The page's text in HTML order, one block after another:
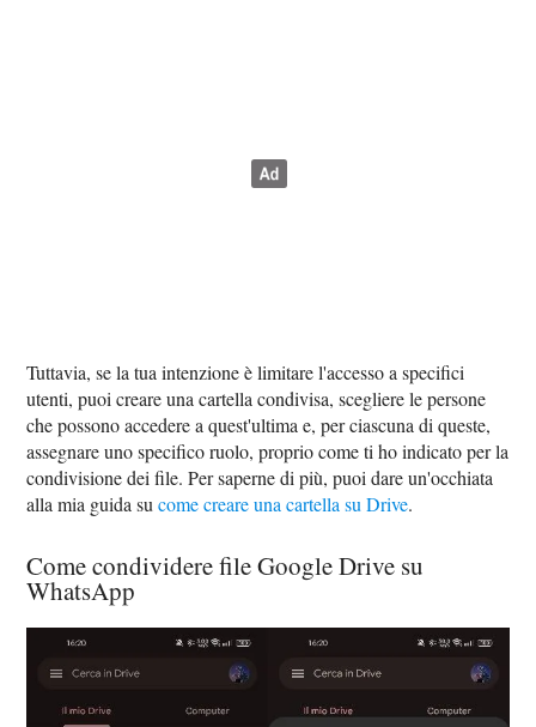
Tuttavia, se la tua intenzione è limitare l'accesso a specifici
utenti, puoi creare una cartella condivisa, scegliere le persone
che possono accedere a quest'ultima e, per ciascuna di queste,
assegnare uno specifico ruolo, proprio come ti ho indicato per la
condivisione dei file. Per saperne di più, puoi dare un'occhiata
alla mia guida sucome creare una cartella su Drive.
Come condividere file Google Drive su
WhatsApp